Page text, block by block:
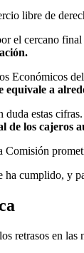
libre de
el cercano
Económicos
equivale a
duda estas
de los cajeros
ha cumplido, y
retrasos en